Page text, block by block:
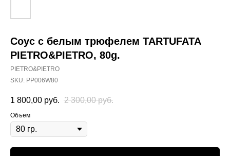
Соус с белым трюфелем TARTUFATA
PIETRO&PIETRO, 80g.
PIETRO&PIETRO
SKU: PP006W80
1 800,00 руб. 2 300,00 руб.
Объем